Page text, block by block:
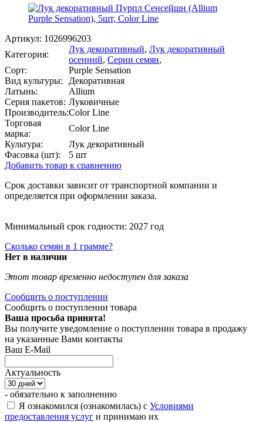
Артикул: 1026996203
Категория:
Лук декоративный, Лук декоративный
осенний, Серии семян,
Сорт:
Purple Sensation
Вид культуры:
Декоративная
Латынь:
Allium
Серия пакетов: Луковичные
Производитель:Color Line
Торговая
марка:
Color Line
Культура:
Лук декоративный
Фасовка (шт):
5 шт
Добавить товар к сравнению
Срок доставки зависит от транспортной компании и
определяется при оформлении заказа.
Минимальный срок годности: 2027 год
Сколько семян в 1 грамме?
Нет в наличии
Этот товар временно недоступен для заказа
Сообщить о поступлении
Сообщить о поступлении товара
Ваша просьба принята!
Вы получите уведомление о поступлении товара в продажу
на указанные Вами контакты
Ваш E-Mail
Актуальность
- обязательно к заполнению
Я ознакомился (ознакомилась) с Условиями
предоставления услуг и принимаю их